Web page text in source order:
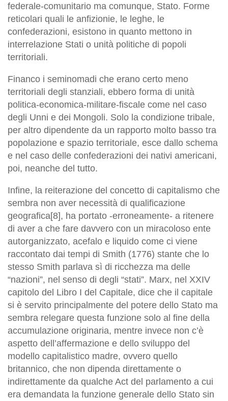
federale-comunitario ma comunque, Stato. Forme
reticolari quali le anfizionie, le leghe, le
confederazioni, esistono in quanto mettono in
interrelazione Stati o unità politiche di popoli
territoriali.
Financo i seminomadi che erano certo meno
territoriali degli stanziali, ebbero forma di unità
politica-economica-militare-fiscale come nel caso
degli Unni e dei Mongoli. Solo la condizione tribale,
per altro dipendente da un rapporto molto basso tra
popolazione e spazio territoriale, esce dallo schema
e nel caso delle confederazioni dei nativi americani,
poi, neanche del tutto.
Infine, la reiterazione del concetto di capitalismo che
sembra non aver necessità di qualificazione
geografica[8], ha portato -erroneamente- a ritenere
di aver a che fare davvero con un miracoloso ente
autorganizzato, acefalo e liquido come ci viene
raccontato dai tempi di Smith (1776) stante che lo
stesso Smith parlava sì di ricchezza ma delle
“nazioni”, nel senso di degli “stati”. Marx, nel XXIV
capitolo del Libro I del Capitale, dice che il capitale
si è servito principalmente del potere dello Stato ma
sembra relegare questa funzione solo al fine della
accumulazione originaria, mentre invece non c’è
aspetto dell’affermazione e dello sviluppo del
modello capitalistico madre, ovvero quello
britannico, che non dipenda direttamente o
indirettamente da qualche Act del parlamento a cui
era demandata la funzione generale dello Stato sin